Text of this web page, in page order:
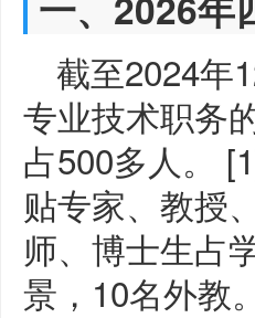
截至2024年
专业技术职务
占500多人。
贴专家、教授
师、博士生占
景，10名外教。